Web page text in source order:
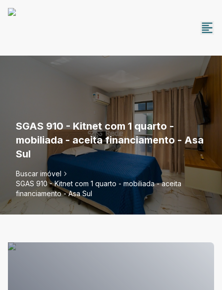
SGAS 910 - Kitnet com 1 quarto -
mobiliada - aceita financiamento - Asa
Sul
Buscar imóvel
SGAS 910 - Kitnet com 1 quarto - mobiliada - aceita
financiamento - Asa Sul